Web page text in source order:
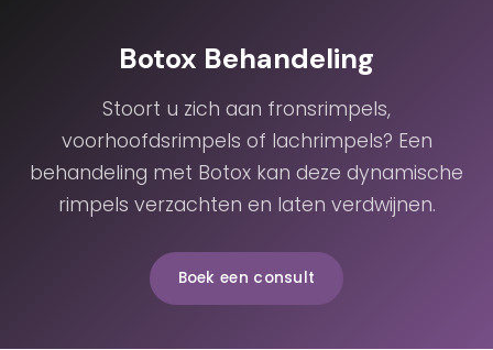
Botox Behandeling
Stoort u zich aan fronsrimpels,
voorhoofdsrimpels of lachrimpels? Een
behandeling met Botox kan deze dynamische
rimpels verzachten en laten verdwijnen.
Boek een consult